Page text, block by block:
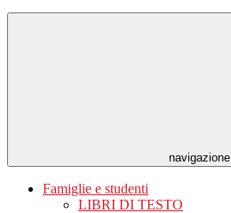
navigazione
Famiglie e studenti
LIBRI DI TESTO